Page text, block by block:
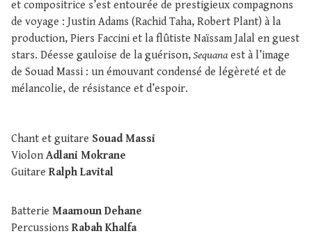
et compositrice s’est entourée de prestigieux compagnons
de voyage : Justin Adams (Rachid Taha, Robert Plant) à la
production, Piers Faccini et la flûtiste Naïssam Jalal en guest
stars. Déesse gauloise de la guérison,Sequana est à l’image
de Souad Massi : un émouvant condensé de légèreté et de
mélancolie, de résistance et d’espoir.
Chant et guitare Souad Massi
Violon Adlani Mokrane
Guitare Ralph Lavital
Batterie Maamoun Dehane
Percussions Rabah Khalfa